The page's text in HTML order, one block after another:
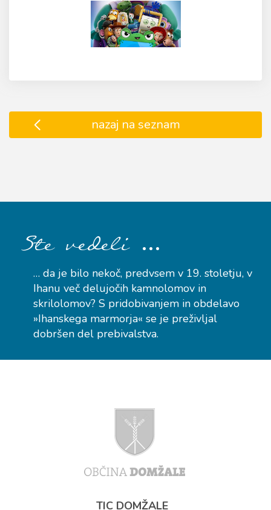
nazaj na seznam
Ste vedeli …
… da je bilo nekoč, predvsem v 19. stoletju, v
Ihanu več delujočih kamnolomov in
skrilolomov? S pridobivanjem in obdelavo
»Ihanskega marmorja« se je preživljal
dobršen del prebivalstva.
TIC DOMŽALE